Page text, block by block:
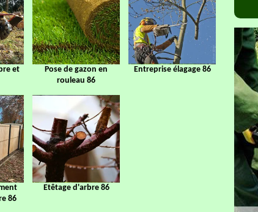
et
Pose de gazon en
rouleau 86
Entreprise élagage 86
86
Etêtage d'arbre 86